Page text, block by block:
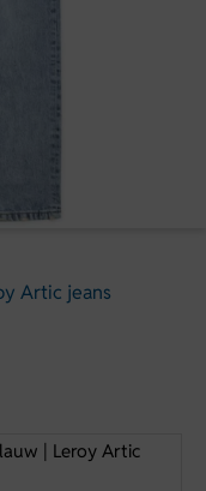
Artic jeans
| Leroy Artic